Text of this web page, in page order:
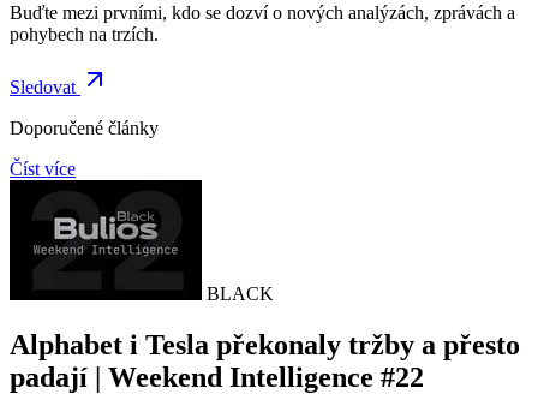
Buďte mezi prvními, kdo se dozví o nových analýzách, zprávách a
pohybech na trzích.
Sledovat
Doporučené články
Číst více
BLACK
Alphabet i Tesla překonaly tržby a přesto
padají | Weekend Intelligence #22